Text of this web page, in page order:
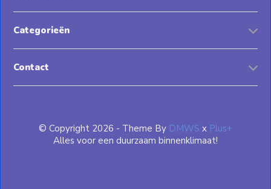
Categorieën
Contact
© Copyright 2026 - Theme By DMWS x Plus+
Alles voor een duurzaam binnenklimaat!